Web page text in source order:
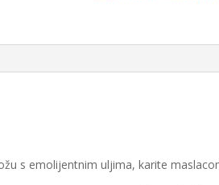
s emolijentnim uljima, karite